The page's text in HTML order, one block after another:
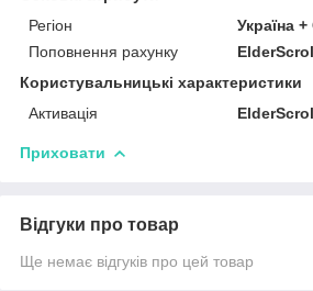
Регіон
Україна
Поповнення рахунку
Користувальницькі характеристики
Активація
Приховати
Відгуки про товар
Ще немає відгуків про цей товар